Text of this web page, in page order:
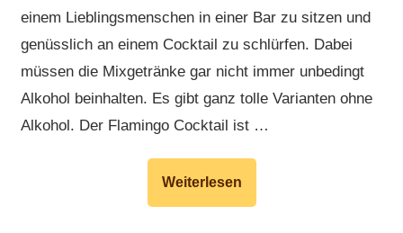
einem Lieblingsmenschen in einer Bar zu sitzen und
genüsslich an einem Cocktail zu schlürfen. Dabei
müssen die Mixgetränke gar nicht immer unbedingt
Alkohol beinhalten. Es gibt ganz tolle Varianten ohne
Alkohol. Der Flamingo Cocktail ist …
Weiterlesen